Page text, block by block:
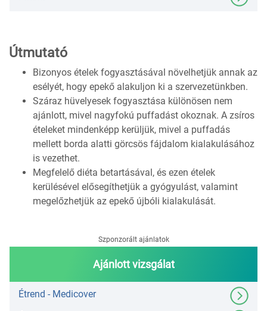
Útmutató
Bizonyos ételek fogyasztásával növelhetjük annak az
esélyét, hogy epekő alakuljon ki a szervezetünkben.
Száraz hüvelyesek fogyasztása különösen nem
ajánlott, mivel nagyfokú puffadást okoznak. A zsíros
ételeket mindenképp kerüljük, mivel a puffadás
mellett borda alatti görcsös fájdalom kialakulásához
is vezethet.
Megfelelő diéta betartásával, és ezen ételek
kerülésével elősegíthetjük a gyógyulást, valamint
megelőzhetjük az epekő újbóli kialakulását.
Ajánlott vizsgálat
Szponzorált ajánlatok
Étrend - Medicover